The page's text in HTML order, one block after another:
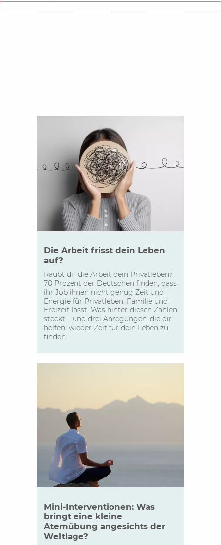
Die Arbeit frisst dein Leben
auf?
Raubt dir die Arbeit dein Privatleben?
70 Prozent der Deutschen finden, dass
ihr Job ihnen nicht genug Zeit und
Energie für Privatleben, Familie und
Freizeit lässt. Was hinter diesen Zahlen
steckt – und drei Anregungen, die dir
helfen, wieder Zeit für dein Leben zu
finden.
Mini-Interventionen: Was
bringt eine kleine
Atemübung angesichts der
Weltlage?